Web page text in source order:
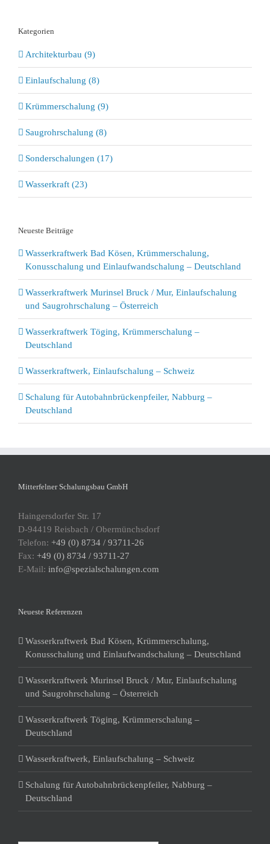
Kategorien
Architekturbau (9)
Einlaufschalung (8)
Krümmerschalung (9)
Saugrohrschalung (8)
Sonderschalungen (17)
Wasserkraft (23)
Neueste Beiträge
Wasserkraftwerk Bad Kösen, Krümmerschalung,
Konusschalung und Einlaufwandschalung – Deutschland
Wasserkraftwerk Murinsel Bruck / Mur, Einlaufschalung
und Saugrohrschalung – Österreich
Wasserkraftwerk Töging, Krümmerschalung –
Deutschland
Wasserkraftwerk, Einlaufschalung – Schweiz
Schalung für Autobahnbrückenpfeiler, Nabburg –
Deutschland
Mitterfelner Schalungsbau GmbH
Haingersdorfer Str. 17
D-94419 Reisbach / Obermünchsdorf
Telefon: +49 (0) 8734 / 93711-26
Fax: +49 (0) 8734 / 93711-27
E-Mail: info@spezialschalungen.com
Neueste Referenzen
Wasserkraftwerk Bad Kösen, Krümmerschalung,
Konusschalung und Einlaufwandschalung – Deutschland
Wasserkraftwerk Murinsel Bruck / Mur, Einlaufschalung
und Saugrohrschalung – Österreich
Wasserkraftwerk Töging, Krümmerschalung –
Deutschland
Wasserkraftwerk, Einlaufschalung – Schweiz
Schalung für Autobahnbrückenpfeiler, Nabburg –
Deutschland